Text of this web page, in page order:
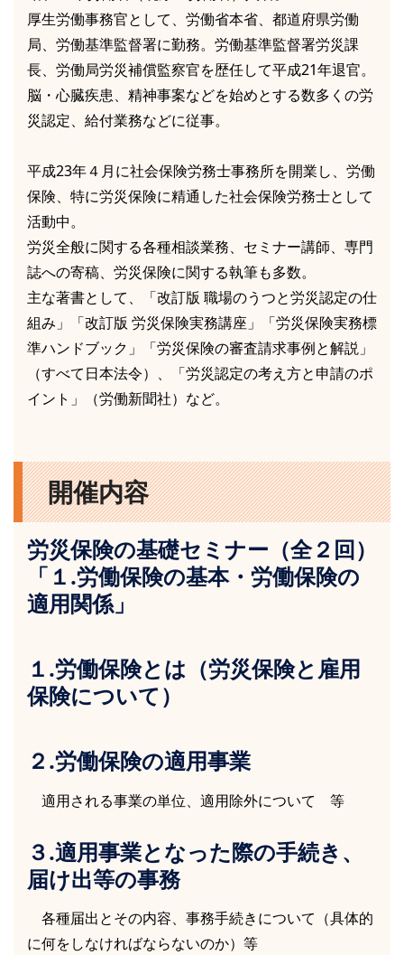
厚生労働事務官として、労働省本省、都道府県労働
局、労働基準監督署に勤務。労働基準監督署労災課
長、労働局労災補償監察官を歴任して平成21年退官。
脳・心臓疾患、精神事案などを始めとする数多くの労
災認定、給付業務などに従事。
平成23年４月に社会保険労務士事務所を開業し、労働
保険、特に労災保険に精通した社会保険労務士として
活動中。
労災全般に関する各種相談業務、セミナー講師、専門
誌への寄稿、労災保険に関する執筆も多数。
主な著書として、「改訂版 職場のうつと労災認定の仕
組み」「改訂版 労災保険実務講座」「労災保険実務標
準ハンドブック」「労災保険の審査請求事例と解説」
（すべて日本法令）、「労災認定の考え方と申請のポ
イント」（労働新聞社）など。
開催内容
労災保険の基礎セミナー（全２回）
「１.労働保険の基本・労働保険の
適用関係」
１.労働保険とは（労災保険と雇用
保険について）
２.労働保険の適用事業
適用される事業の単位、適用除外について 等
３.適用事業となった際の手続き、
届け出等の事務
各種届出とその内容、事務手続きについて（具体的
に何をしなければならないのか）等